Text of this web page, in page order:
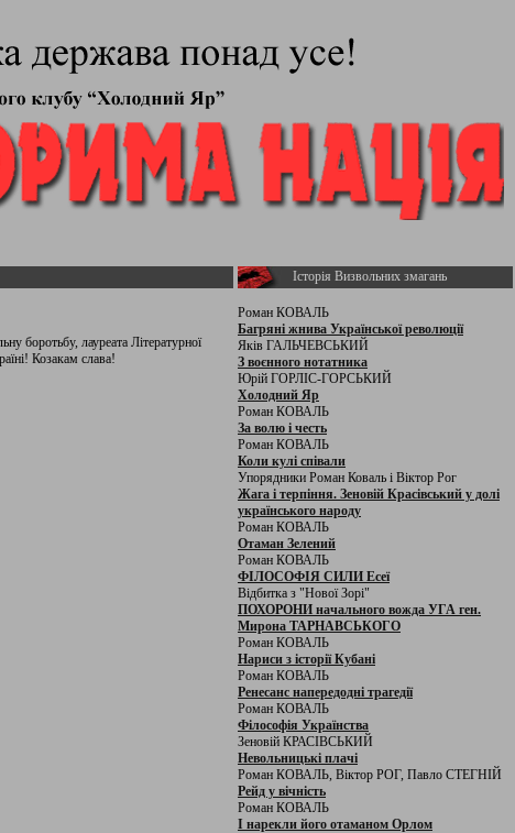
боротьбу, лауреата Літературної
Козакам слава!
Історія Визвольних змагань
Роман КОВАЛЬ
Багряні жнива Української революції
Яків ГАЛЬЧЕВСЬКИЙ
З воєнного нотатника
Юрій ГОРЛІС-ГОРСЬКИЙ
Холодний Яр
Роман КОВАЛЬ
За волю і честь
Роман КОВАЛЬ
Коли кулі співали
Упорядники Роман Коваль і Віктор Рог
Жага і терпіння. Зеновій Красівський у долі
українського народу
Роман КОВАЛЬ
Отаман Зелений
Роман КОВАЛЬ
ФІЛОСОФІЯ СИЛИ Есеї
Відбитка з "Нової Зорі"
ПОХОРОНИ начального вожда УГА ген.
Мирона ТАРНАВСЬКОГО
Роман КОВАЛЬ
Нариси з історії Кубані
Роман КОВАЛЬ
Ренесанс напередодні трагедії
Роман КОВАЛЬ
Філософія Українства
Зеновій КРАСІВСЬКИЙ
Невольницькі плачі
Роман КОВАЛЬ, Віктор РОГ, Павло СТЕГНІЙ
Рейд у вічність
Роман КОВАЛЬ
І нарекли його отаманом Орлом